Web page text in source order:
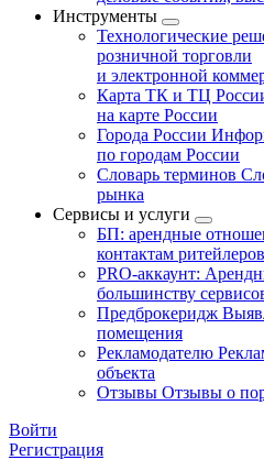
Инструменты
Технологические
розничной торговли
и электронной
Карта ТК и ТЦ
на карте России
Города России
по городам России
Словарь терминов
рынка
Сервисы и услуги
БП: арендные
контактам
PRO-аккаунт:
большинству
Предброкеридж
помещения
Рекламодателю
объекта
Отзывы Отзывы о
Войти
Регистрация